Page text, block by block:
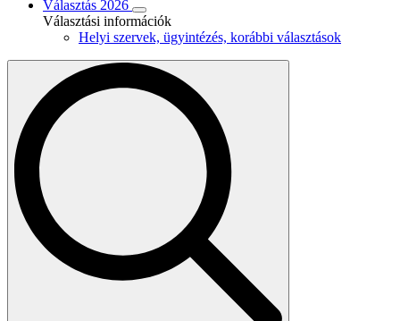
Választás 2026
Választási információk
Helyi szervek, ügyintézés, korábbi választások